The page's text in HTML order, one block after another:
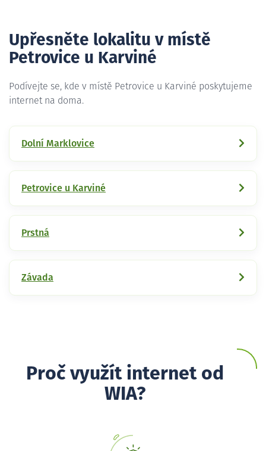
Upřesněte lokalitu v místě
Petrovice u Karviné
Podívejte se, kde v místě Petrovice u Karviné poskytujeme
internet na doma.
Dolní Marklovice
Petrovice u Karviné
Prstná
Závada
Proč využít internet od
WIA?